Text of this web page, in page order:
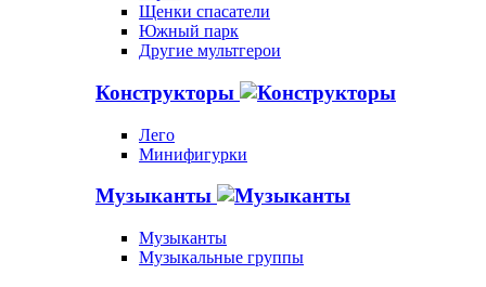
Щенки спасатели
Южный парк
Другие мультгерои
Конструкторы
Лего
Минифигурки
Музыканты
Музыканты
Музыкальные группы